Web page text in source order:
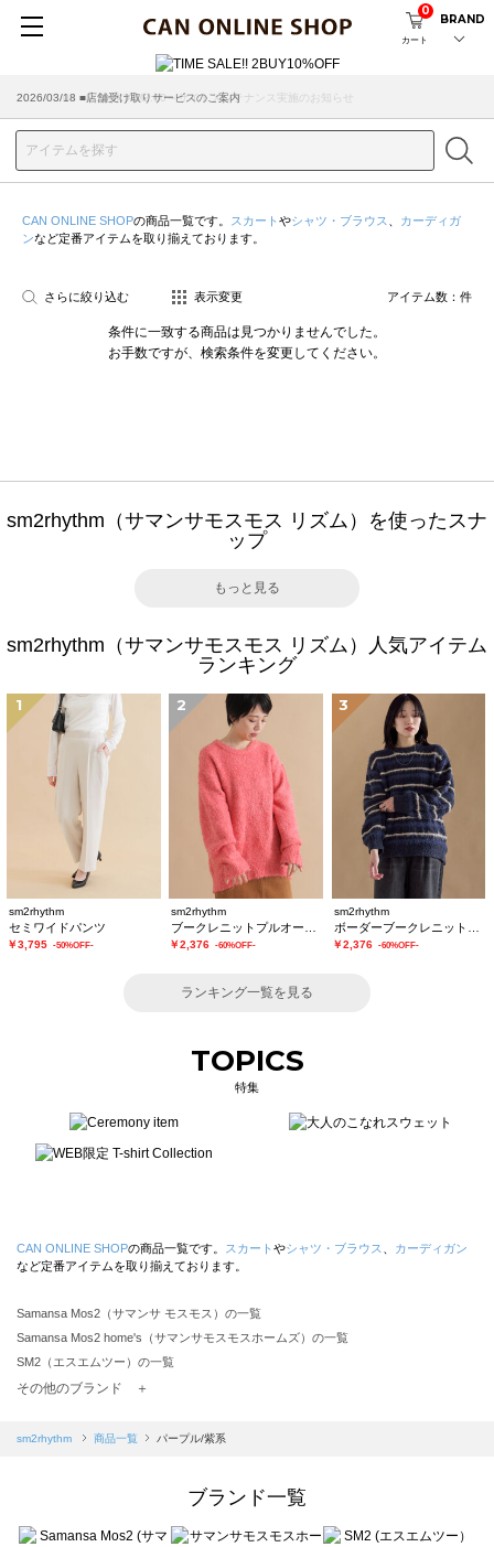
カート
0
BRAND
2026/08/04 ■8/13(木)AM2:00～サイトメンテナンス実施のお知らせ
2026/03/18 ■店舗受け取りサービスのご案内
CAN ONLINE SHOPの商品一覧です。 スカート やシャツ・ブラウス
カーディガ
ンなど定番アイテムを取り揃えております。
さらに絞り込む 表示変更 アイテム数： 件
条件に一致する商品は見つかりませんでした。
お手数ですが、検索条件を変更してください。
sm2rhythm（サマンサモスモス リズム）を使ったスナ
ップ
もっと見る
sm2rhythm（サマンサモスモス リズム）人気アイテム
ランキング
1
sm2rhythm
セミワイドパンツ
￥3,795 -50%OFF-
2
sm2rhythm
￥2,376 -60%OFF-
3
sm2rhythm
￥2,376 -60%OFF-
ランキング一覧を見る
TOPICS
特集
CAN ONLINE SHOPの商品一覧です。 スカート やシャツ・ブラウス
カーディガン
など定番アイテムを取り揃えております。
Samansa Mos2（サマンサ モスモス）の一覧
Samansa Mos2 home's（サマンサモスモスホームズ）の一覧
SM2（エスエムツー）の一覧
TSUHARU by Samansa Mos2（ツハルバイサマンサモスモス）の一覧
Samansa Mos2 blue（サマンサモスモス ブルー）の一覧
Te chichi（テチチ）の一覧
その他のブランド ＋
sm2rhythm 商品一覧 パープル/紫系
ブランド一覧